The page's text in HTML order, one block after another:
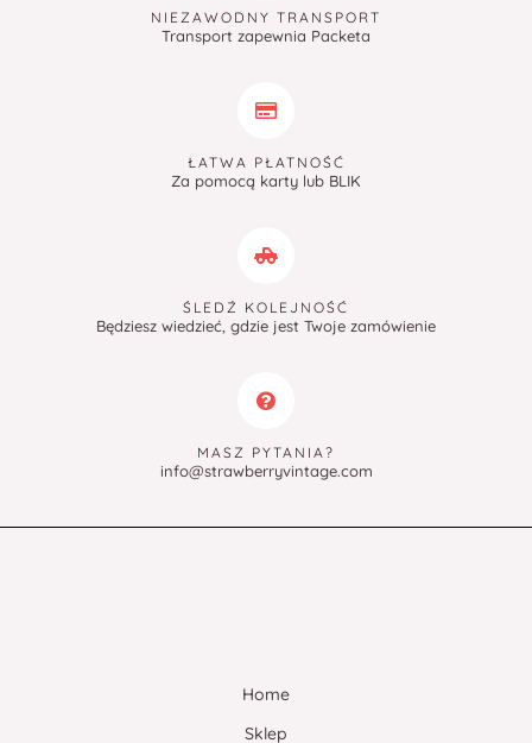
NIEZAWODNY TRANSPORT
Transport zapewnia Packeta
ŁATWA PŁATNOŚĆ
Za pomocą karty lub BLIK
ŚLEDŹ KOLEJNOŚĆ
Będziesz wiedzieć, gdzie jest Twoje zamówienie
MASZ PYTANIA?
info@strawberryvintage.com
Home
Sklep